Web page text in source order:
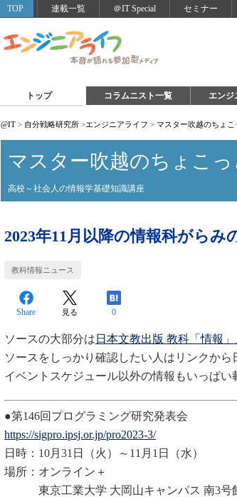
TOP 連載一覧 ＠IT Special セミナー
トップ コラムニスト一覧 エンジ
@IT > 自分戦略研究所 >エンジニアライフ > マスター吹越のちょこ
マスター吹越のちょこ
高校～社会人の情報学基礎知識講座
2023年11月以降の情報科がらみ
教科情報ニュース
Share 見る 0
ソースの大部分は 日本文教出版 教科「情報
ソースをしっかり確認したい人はリンクから
イベントスケジュール以外の情報もいっぱい
●第146回プログラミング研究発表会
https://sigpro.ipsj.or.jp/pro2023-3/
日時：10月31日（火）～11月1日（水）
場所：オンライン＋
東京工業大学 大岡山キャンパス 南3号館